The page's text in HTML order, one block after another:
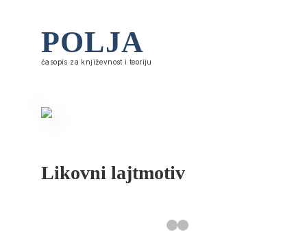
POLJA
časopis za književnost i teoriju
Likovni lajtmotiv